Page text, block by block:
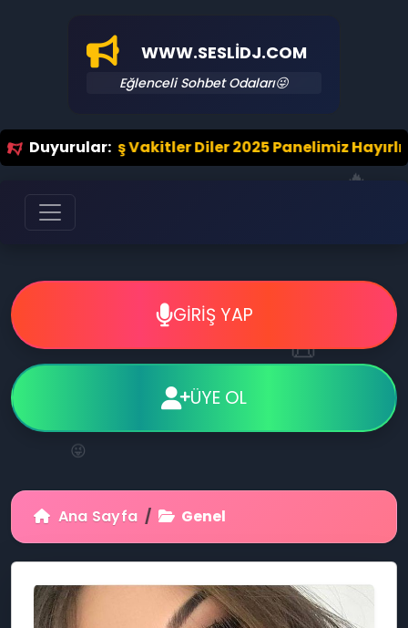
🔥
😜
📜
🎊
WWW.SESLIDJ.COM
Eğlenceli Sohbet Odaları😜
Duyurular:
Hoş Vakitler Diler 2025 Panelimiz Hayırlı
GİRİŞ YAP
ÜYE OL
Ana Sayfa Genel